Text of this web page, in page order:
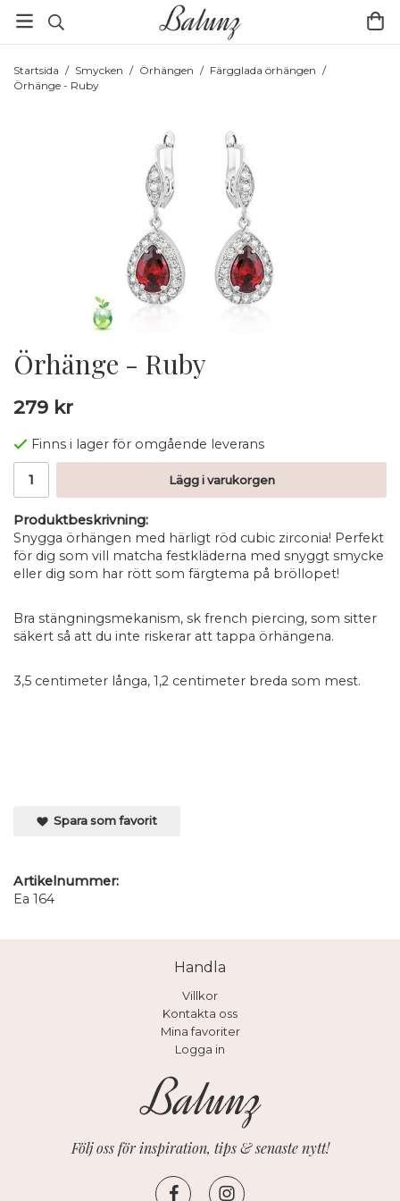
Startsida / Smycken / Örhängen / Färgglada örhängen /
Örhänge - Ruby
Örhänge - Ruby
279 kr
Finns i lager för omgående leverans
Lägg i varukorgen
Produktbeskrivning:
Snygga örhängen med härligt röd cubic zirconia! Perfekt
för dig som vill matcha festkläderna med snyggt smycke
eller dig som har rött som färgtema på bröllopet!
Bra stängningsmekanism, sk french piercing, som sitter
säkert så att du inte riskerar att tappa örhängena.
3,5 centimeter långa, 1,2 centimeter breda som mest.
Spara som favorit
Artikelnummer:
Ea 164
Handla
Villkor
Kontakta oss
Mina favoriter
Logga in
Följ oss för inspiration, tips & senaste nytt!